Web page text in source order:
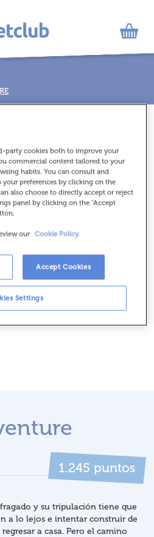
1.245puntos
y su tripulación tiene que
a lo lejos e intentar construir de
a casa. Pero el camino
party cookies both to improve your
commercial content tailored to your
habits. You can consult and
preferences by clicking on the
also choose to directly accept or reject
panel by clicking on the "Accept
our Cookie Policy.
Settings
Accept Cookies